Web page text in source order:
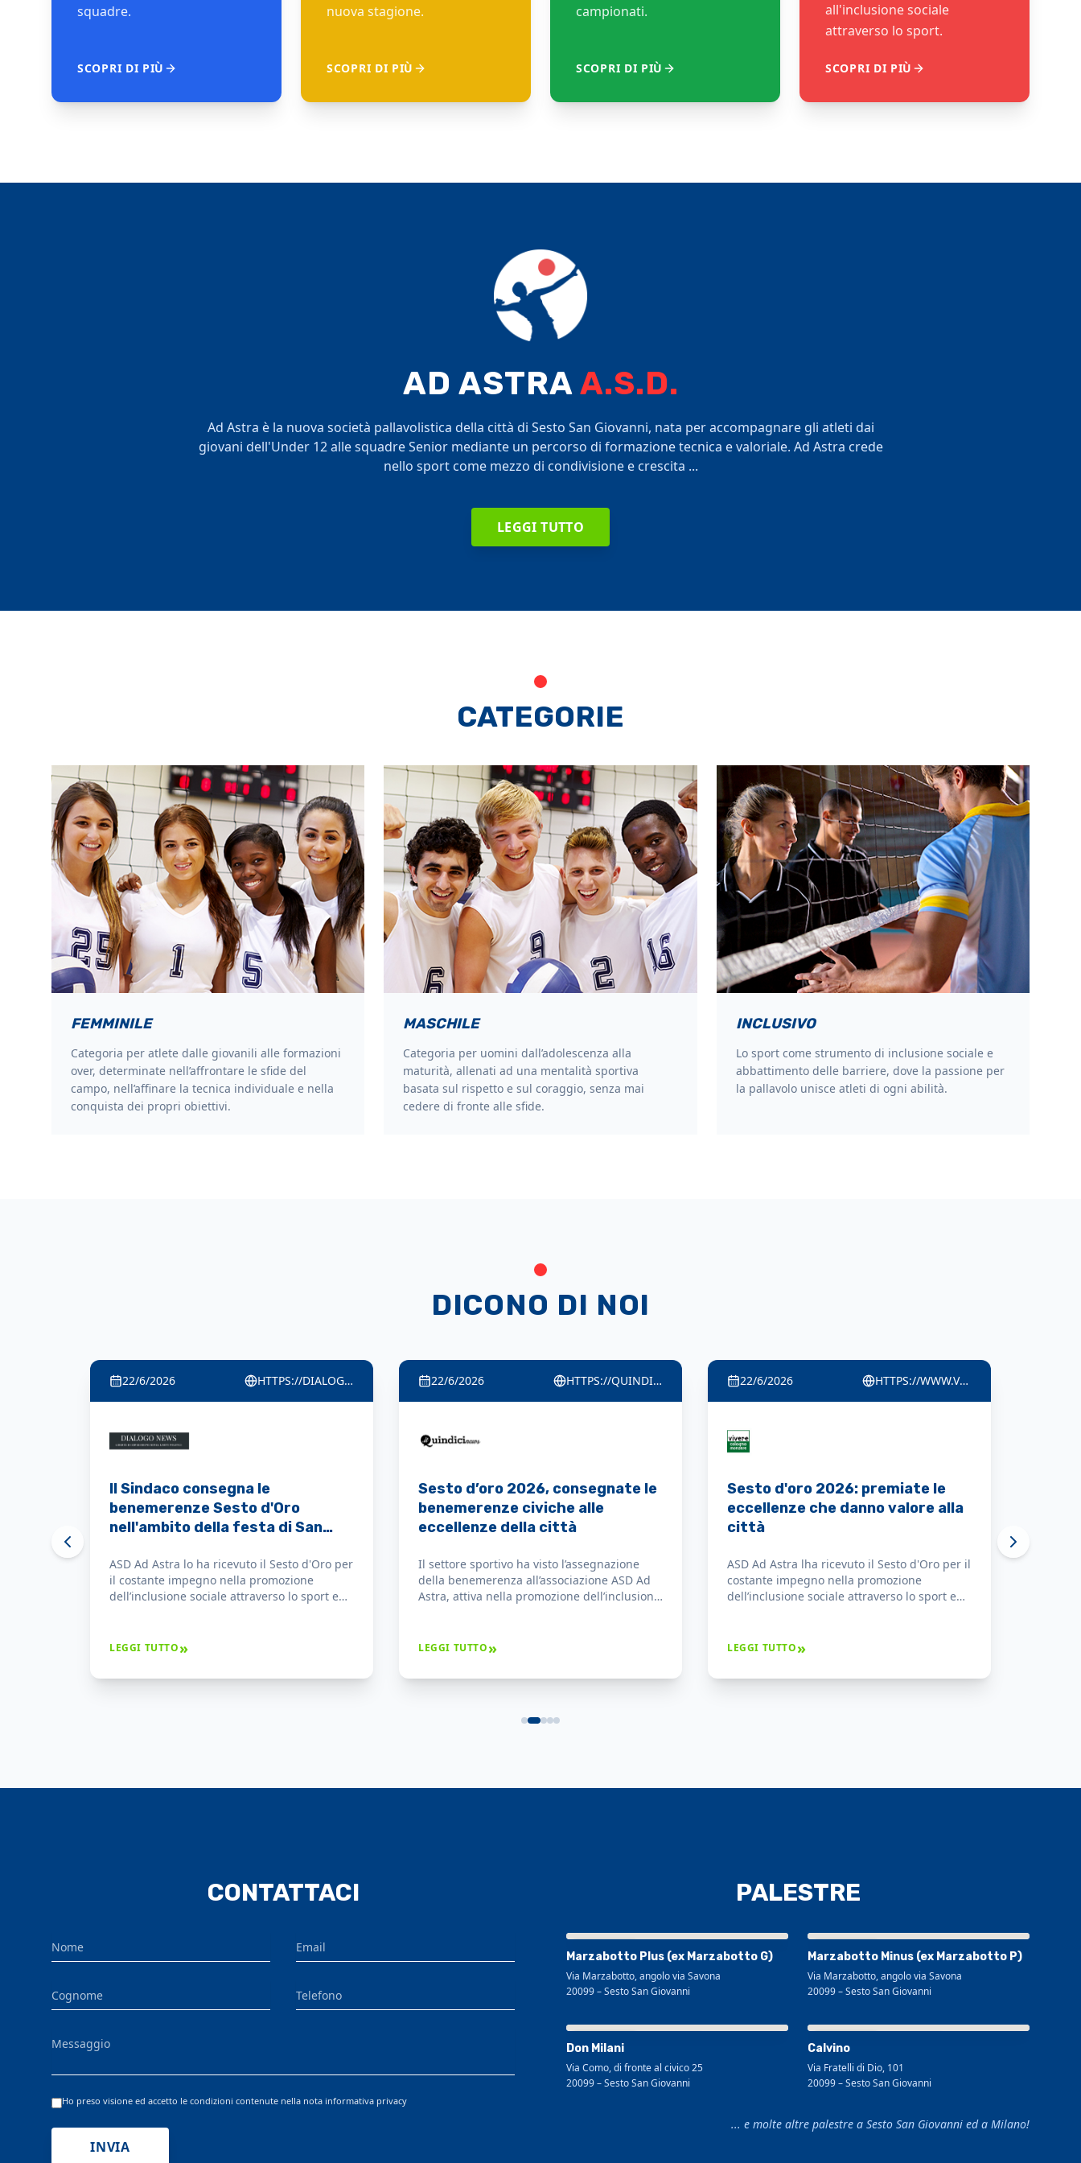
squadre.
SCOPRI DI PIÙ
nuova stagione.
SCOPRI DI PIÙ
campionati.
SCOPRI DI PIÙ
all'inclusione sociale
attraverso lo sport.
SCOPRI DI PIÙ
AD ASTRAA.S.D.
Ad Astra è la nuova società pallavolistica della città di Sesto San Giovanni, nata per accompagnare gli atleti dai
giovani dell'Under 12 alle squadre Senior mediante un percorso di formazione tecnica e valoriale. Ad Astra crede
nello sport come mezzo di condivisione e crescita ...
LEGGI TUTTO
CATEGORIE
FEMMINILE
Categoria per atlete dalle giovanili alle formazioni
over, determinate nell’affrontare le sfide del
campo, nell’affinare la tecnica individuale e nella
conquista dei propri obiettivi.
MASCHILE
Categoria per uomini dall’adolescenza alla
maturità, allenati ad una mentalità sportiva
basata sul rispetto e sul coraggio, senza mai
cedere di fronte alle sfide.
INCLUSIVO
Lo sport come strumento di inclusione sociale e
abbattimento delle barriere, dove la passione per
la pallavolo unisce atleti di ogni abilità.
DICONO DI NOI
22/6/2026 HTTPS://DIALOGONEWS.WORDPRESS.COM/
Il Sindaco consegna le
benemerenze Sesto d'Oro
nell'ambito della festa di San
persone
ASD Ad Astra lo ha ricevuto il Sesto d'Oro per
il costante impegno nella promozione
dell’inclusione sociale attraverso lo sport e
LEGGI TUTTO»
22/6/2026 HTTPS://QUINDICINEWS.IT
Sesto d’oro 2026, consegnate le
benemerenze civiche alle
eccellenze della città
Il settore sportivo ha visto l’assegnazione
della benemerenza all’associazione ASD Ad
Astra, attiva nella promozione dell’inclusione
LEGGI TUTTO»
22/6/2026 HTTPS://WWW.VIVERECOLOGNO.IT
Sesto d'oro 2026: premiate le
eccellenze che danno valore alla
città
ASD Ad Astra lha ricevuto il Sesto d'Oro per il
costante impegno nella promozione
dell’inclusione sociale attraverso lo sport e
LEGGI TUTTO»
CONTATTACI
Nome Email
Cognome Telefono
Messaggio
Ho preso visione ed accetto le condizioni contenute nella nota informativa privacy
INVIA
PALESTRE
Visualizza mappa più grande
Marzabotto Plus (ex Marzabotto G)
Via Marzabotto, angolo via Savona
20099–Sesto San Giovanni
Visualizza mappa più grande
Marzabotto Minus (ex Marzabotto P)
Via Marzabotto, angolo via Savona
20099–Sesto San Giovanni
Don Milani
Via Como, di fronte al civico 25
20099–Sesto San Giovanni
Calvino
Via Fratelli di Dio, 101
20099–Sesto San Giovanni
... e molte altre palestre a Sesto San Giovanni ed a Milano!